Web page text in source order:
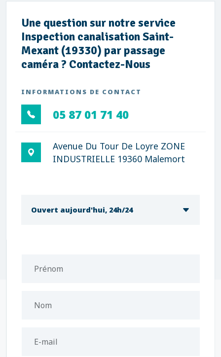
Une question sur notre service
Inspection canalisation Saint-
Mexant (19330) par passage
caméra ? Contactez-Nous
INFORMATIONS DE CONTACT
05 87 01 71 40
Avenue Du Tour De Loyre ZONE
INDUSTRIELLE 19360 Malemort
Ouvert aujourd'hui, 24h/24
Prénom
Nom
E-mail